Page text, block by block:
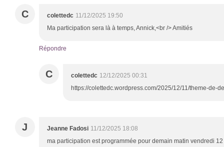
C colettedc 11/12/2025 19:50
Ma participation sera là à temps, Annick,<br /> Amitiés
Répondre
C colettedc 12/12/2025 00:31
https://colettedc.wordpress.com/2025/12/11/theme-de-
J Jeanne Fadosi 11/12/2025 18:08
ma participation est programmée pour demain matin vendredi